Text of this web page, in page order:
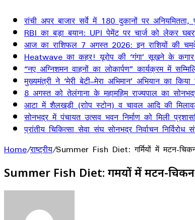
रांची अपर बाजार सर्वे में 180 दुकानों पर
RBI का बड़ा बयान: UPI पेमेंट पर चार्ज को लेकर
आज का राशिफल 7 अगस्त 2026: इन राशियों की
Heatwave का कहर! यूरोप की ‘गंगा’ सूखने के कगार
“नए अग्निशमन वाहनों का लोकार्पण” कार्यक्रम में
मुख्यमंत्री ने ‘मेरी बेटी–मेरा अभिमान’ अभियान का
8 अगस्त को तेलंगाना के महामहिम राज्यपाल का
आटा में शैलखड़ी (राोप स्टोन) व चावल आदि की
सोनभद्र में पंचायत उत्सव भवन निर्माण को मिली
प्रांतीय चिकित्सा सेवा संघ सोनभद्र निर्वाचन निर्विरोध
Home/राष्ट्रीय/Summer Fish Diet: गर्मियों में मटन-
Summer Fish Diet: गर्मियों में मटन-